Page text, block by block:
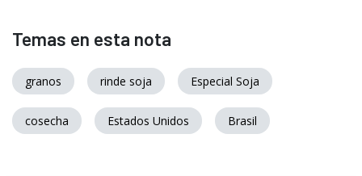
Temas en esta nota
granos rinde soja Especial Soja
cosecha Estados Unidos Brasil